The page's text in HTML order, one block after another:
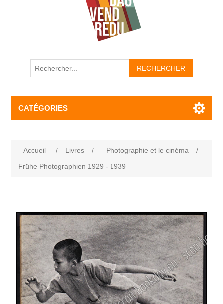
CATÉGORIES
Accueil / Livres / Photographie et le cinéma
/
Frühe Photographien 1929 - 1939